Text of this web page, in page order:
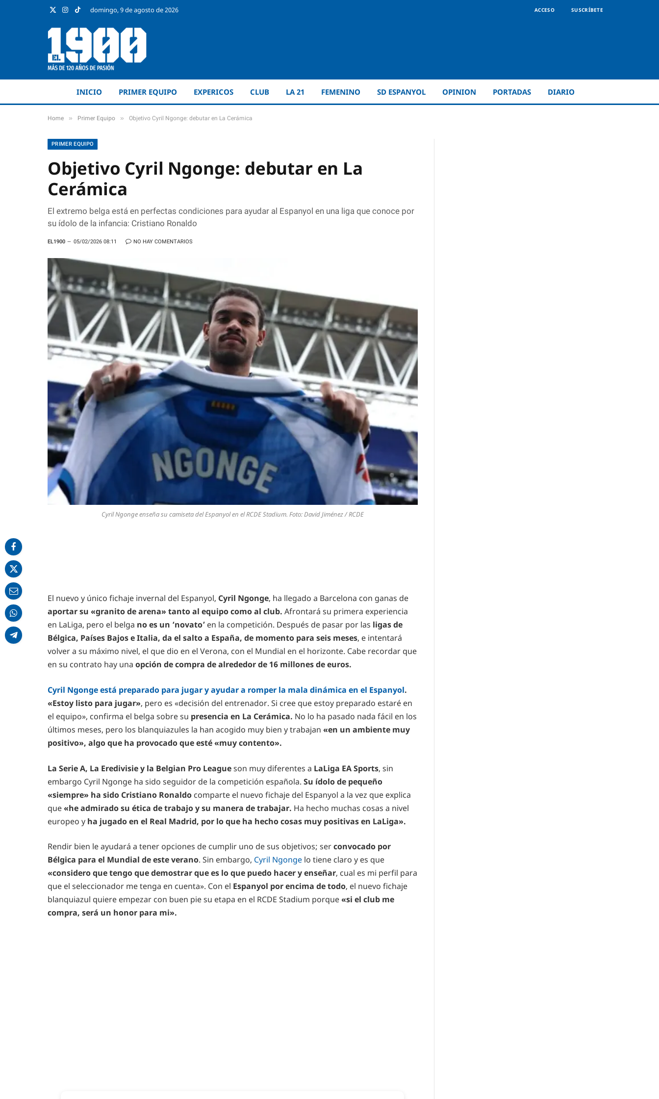
X
Instagram
TikTokdomingo, 9 de agosto de 2026 ACCESO SUSCRÍBETE
INICIO PRIMER EQUIPO EXPERICOS CLUB LA 21 FEMENINO SD ESPANYOL OPINION PORTADAS DIARIO
Home » Primer Equipo » Objetivo Cyril Ngonge: debutar en La Cerámica
PRIMER EQUIPO
Objetivo Cyril Ngonge: debutar en La
Cerámica
El extremo belga está en perfectas condiciones para ayudar al Espanyol en una liga que conoce por
su ídolo de la infancia: Cristiano Ronaldo
EL1900 05/02/2026 08:11 NO HAY COMENTARIOS
Cyril Ngonge enseña su camiseta del Espanyol en el RCDE Stadium. Foto: David Jiménez / RCDE
El nuevo y único fichaje invernal del Espanyol, Cyril Ngonge, ha llegado a Barcelona con ganas de
aportar su «granito de arena» tanto al equipo como al club. Afrontará su primera experiencia
en LaLiga, pero el belga no es un ‘novato’ en la competición. Después de pasar por las ligas de
Bélgica, Países Bajos e Italia, da el salto a España, de momento para seis meses, e intentará
volver a su máximo nivel, el que dio en el Verona, con el Mundial en el horizonte. Cabe recordar que
en su contrato hay una opción de compra de alrededor de 16 millones de euros.
Cyril Ngonge está preparado para jugar y ayudar a romper la mala dinámica en el Espanyol.
«Estoy listo para jugar», pero es «decisión del entrenador. Si cree que estoy preparado estaré en
el equipo», confirma el belga sobre su presencia en La Cerámica. No lo ha pasado nada fácil en los
últimos meses, pero los blanquiazules la han acogido muy bien y trabajan «en un ambiente muy
positivo», algo que ha provocado que esté «muy contento».
La Serie A, La Eredivisie y la Belgian Pro Leagueson muy diferentes a LaLiga EA Sports, sin
embargo Cyril Ngonge ha sido seguidor de la competición española. Su ídolo de pequeño
«siempre» ha sido Cristiano Ronaldo comparte el nuevo fichaje del Espanyol a la vez que explica
que«he admirado su ética de trabajo y su manera de trabajar. Ha hecho muchas cosas a nivel
europeo y ha jugado en el Real Madrid, por lo que ha hecho cosas muy positivas en LaLiga».
Rendir bien le ayudará a tener opciones de cumplir uno de sus objetivos; serconvocado por
Bélgica para el Mundial de este verano. Sin embargo, Cyril Ngonge lo tiene claro y es que
«considero que tengo que demostrar que es lo que puedo hacer y enseñar, cual es mi perfil para
que el seleccionador me tenga en cuenta». Con el Espanyol por encima de todo, el nuevo fichaje
blanquiazul quiere empezar con buen pie su etapa en el RCDE Stadium porque«si el club me
compra, será un honor para mi».